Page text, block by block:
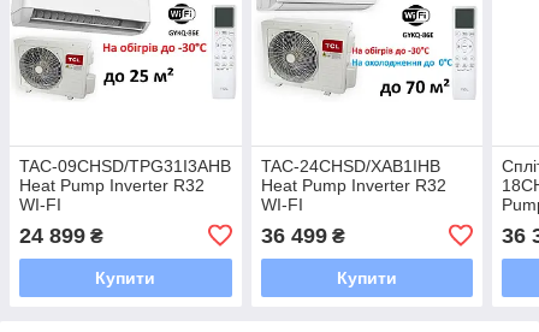
TAC-09CHSD/TPG31I3AHB
Heat Pump Inverter R32
WI-FI
24 899 ₴
Купити
TAC-24CHSD/XAB1IHB
Heat Pump Inverter R32
WI-FI
36 499₴
Купити
36